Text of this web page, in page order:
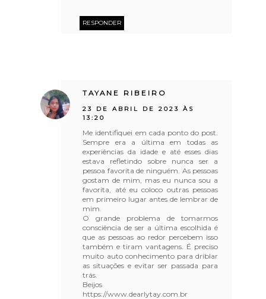
RESPONDER
TAYANE RIBEIRO
23 DE ABRIL DE 2023 ÀS
13:20
Me identifiquei em cada ponto do post.
Sempre era a última em todas as
experiências da idade e até esses dias
estava refletindo sobre nunca ser a
pessoa favorita de ninguém. As pessoas
gostam de mim, mas eu nunca sou a
favorita, até eu coloco outras pessoas
em primeiro lugar antes de lembrar de
mim.
O grande problema de tomarmos
consciência de ser a última escolhida é
que as pessoas ao redor percebem isso
também e tiram vantagens. É preciso
muito auto conhecimento para driblar
as situações e evitar ser passada para
trás.
Beijos
https://www.dearlytay.com.br